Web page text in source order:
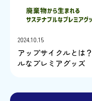
2024.10.15
アップサイクルとは
ルなプレミアグッズ